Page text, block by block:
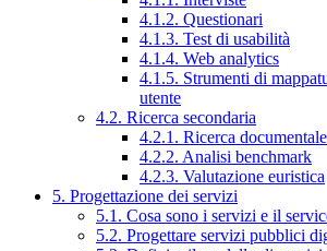
4.1.2. Questionari
4.1.3. Test di usabilità
4.1.4. Web analytics
4.1.5. Strumenti di
utente
4.2. Ricerca secondaria
4.2.1. Ricerca documentale
4.2.2. Analisi benchmark
4.2.3. Valutazione euristica
5. Progettazione dei servizi
5.1. Cosa sono i servizi e il
5.2. Progettare servizi pubblici